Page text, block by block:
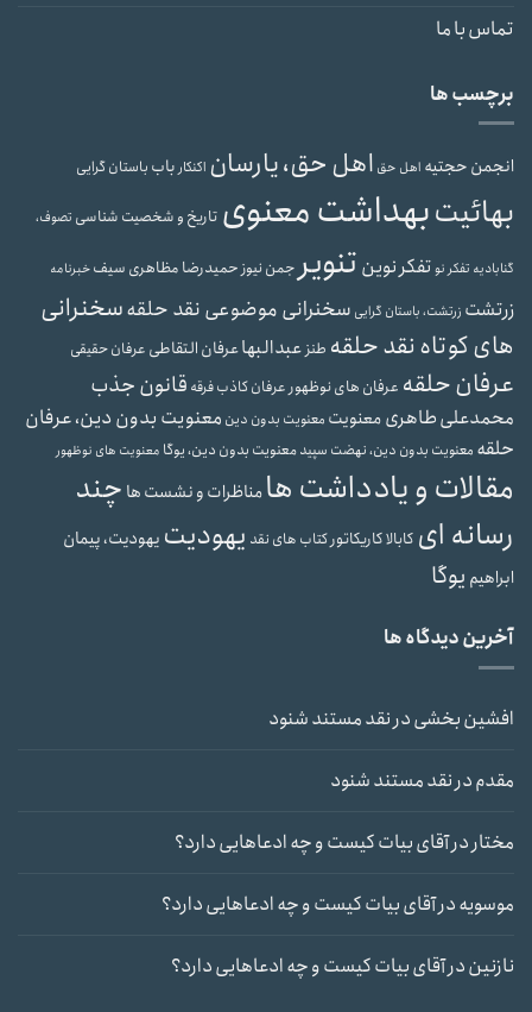
تماس با ما
برچسب ها
انجمن حجتیه اهل حق اهل حق، یارسان اکنکارباب باستان گرایی
بهائیتبهداشت معنوی تاریخ و شخصیت شناسی تصوف،
گنابادیه تفکر نوتفکر نوین تنویرجمن نیوزحمیدرضا مظاهری سیفخبرنامه
زرتشت زرتشت، باستان گرایی سخنرانی موضوعی نقد حلقهسخنرانی
های کوتاه نقد حلقه طنزعبدالبهاعرفان التقاطی عرفان حقیقی
عرفان حلقه عرفان های نوظهورعرفان کاذبفرقه قانون جذب
محمدعلی طاهریمعنویت معنویت بدون دین معنویت بدون دین، عرفان
حلقه معنویت بدون دین، نهضت سپیدمعنویت بدون دین، یوگا معنویت های نوظهور
مقالات و یادداشت هامناظرات و نشست ها چند
رسانه ای کابالاکاریکاتورکتاب های نقد یهودیت یهودیت، پیمان
ابراهیم یوگا
آخرین دیدگاه ها
افشین بخشیدرنقد مستند شنود
مقدمدرنقد مستند شنود
مختاردرآقای بیات کیست و چه ادعاهایی دارد؟
موسویهدرآقای بیات کیست و چه ادعاهایی دارد؟
نازنیندرآقای بیات کیست و چه ادعاهایی دارد؟